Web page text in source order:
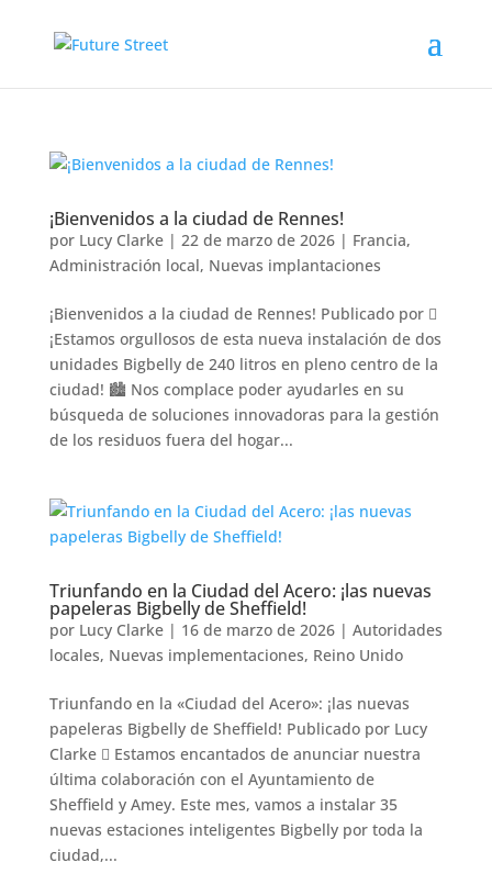
¡Bienvenidos a la ciudad de Rennes!
por Lucy Clarke| 22 de marzo de 2026| Francia,
Administración local, Nuevas implantaciones
¡Bienvenidos a la ciudad de Rennes! Publicado por 
¡Estamos orgullosos de esta nueva instalación de dos
unidades Bigbelly de 240 litros en pleno centro de la
ciudad! 🏙️ Nos complace poder ayudarles en su
búsqueda de soluciones innovadoras para la gestión
de los residuos fuera del hogar...
Triunfando en la Ciudad del Acero: ¡las nuevas
papeleras Bigbelly de Sheffield!
por Lucy Clarke| 16 de marzo de 2026| Autoridades
locales, Nuevas implementaciones, Reino Unido
Triunfando en la «Ciudad del Acero»: ¡las nuevas
papeleras Bigbelly de Sheffield! Publicado por Lucy
Clarke  Estamos encantados de anunciar nuestra
última colaboración con el Ayuntamiento de
Sheffield y Amey. Este mes, vamos a instalar 35
nuevas estaciones inteligentes Bigbelly por toda la
ciudad,...